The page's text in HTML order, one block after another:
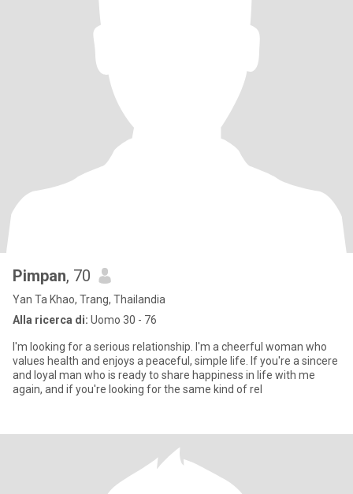
Pimpan, 70
Yan Ta Khao, Trang, Thailandia
Alla ricerca di: Uomo 30 - 76
I'm looking for a serious relationship. I'm a cheerful woman who
values health and enjoys a peaceful, simple life. If you're a sincere
and loyal man who is ready to share happiness in life with me
again, and if you're looking for the same kind of rel